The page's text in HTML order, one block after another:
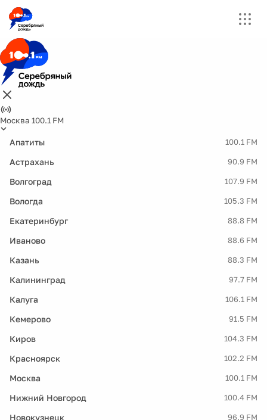
Москва 100.1 FM
Апатиты 100.1 FM
Астрахань 90.9 FM
Волгоград 107.9 FM
Вологда 105.3 FM
Екатеринбург 88.8 FM
Иваново 88.6 FM
Казань 88.3 FM
Калининград 97.7 FM
Калуга 106.1 FM
Кемерово 91.5 FM
Киров 104.3 FM
Красноярск 102.2 FM
Москва 100.1 FM
Нижний Новгород 100.4 FM
Новокузнецк 96.9 FM